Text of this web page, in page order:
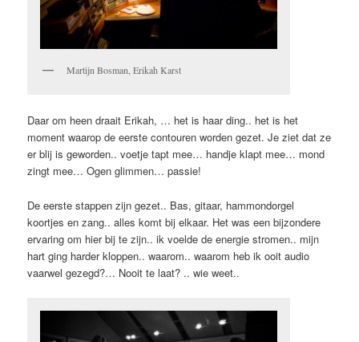
Martijn Bosman, Erikah Karst
Daar om heen draait Erikah, … het is haar ding.. het is het
moment waarop de eerste contouren worden gezet. Je ziet dat ze
er blij is geworden.. voetje tapt mee… handje klapt mee… mond
zingt mee… Ogen glimmen… passie!
De eerste stappen zijn gezet.. Bas, gitaar, hammondorgel
koortjes en zang.. alles komt bij elkaar. Het was een bijzondere
ervaring om hier bij te zijn.. ik voelde de energie stromen.. mijn
hart ging harder kloppen.. waarom.. waarom heb ik ooit audio
vaarwel gezegd?… Nooit te laat? .. wie weet..